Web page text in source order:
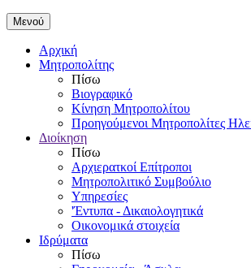
Μενού
Αρχική
Μητροπολίτης
Πίσω
Βιογραφικό
Κίνηση Μητροπολίτου
Προηγούμενοι Μητροπολίτες
Διοίκηση
Πίσω
Αρχιερατκοί Επίτροποι
Μητροπολιτικό Συμβούλιο
Υπηρεσίες
'Έντυπα - Δικαιολογητικά
Οικονομικά στοιχεία
Ιδρύματα
Πίσω